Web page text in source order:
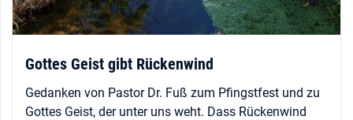
Gottes Geist gibt Rückenwind
Gedanken von Pastor Dr. Fuß zum Pfingstfest und zu
Gottes Geist, der unter uns weht. Dass Rückenwind